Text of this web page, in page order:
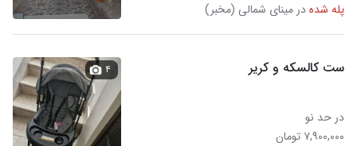
پله شدهدر مینای شمالی (مخبر)
ست کالسکه و کریر
در حد نو
۷,۹۰۰,۰۰۰ تومان
۴